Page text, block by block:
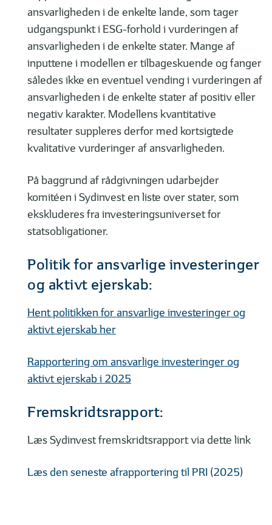
ansvarligheden i de enkelte lande, som tager
udgangspunkt i ESG-forhold i vurderingen af
ansvarligheden i de enkelte stater. Mange af
inputtene i modellen er tilbageskuende og fanger
således ikke en eventuel vending i vurderingen af
ansvarligheden i de enkelte stater af positiv eller
negativ karakter. Modellens kvantitative
resultater suppleres derfor med kortsigtede
kvalitative vurderinger af ansvarligheden.
På baggrund af rådgivningen udarbejder
komitéen i Sydinvest en liste over stater, som
ekskluderes fra investeringsuniverset for
statsobligationer.
Politik for ansvarlige investeringer
og aktivt ejerskab:
Hent politikken for ansvarlige investeringer og
aktivt ejerskab her
Rapportering om ansvarlige investeringer og
aktivt ejerskab i 2025
Fremskridtsrapport:
Læs Sydinvest fremskridtsrapport via dette link
Læs den seneste afrapportering til PRI (2025)